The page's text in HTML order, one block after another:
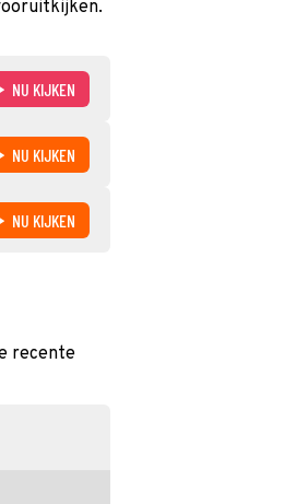
NU KIJKEN
NU KIJKEN
NU KIJKEN
recente